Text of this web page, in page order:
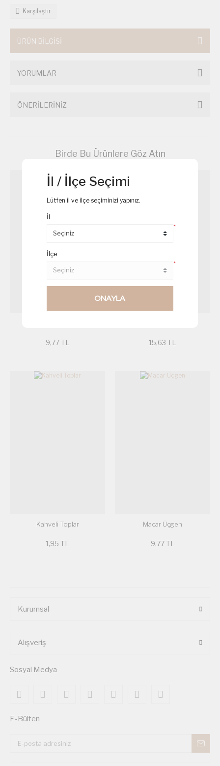
Karşılaştır
ÜRÜN BİLGİSİ
YORUMLAR
ÖNERİLERİNİZ
Birde Bu Ürünlere Göz Atın
9,77 TL 15,63 TL
Kahveli Toplar
1,95 TL
Macar Üçgen
9,77 TL
Kurumsal
Alışveriş
Sosyal Medya
E-Bülten
İl / İlçe Seçimi
Lütfen il ve ilçe seçiminizi yapınız.
İl
*
İlçe
*
ONAYLA